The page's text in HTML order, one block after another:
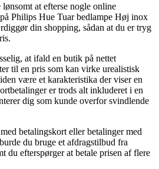
at efterse nogle online
Philips Hue Tuar bedlampe Høj inox
din shopping, sådan at du er tryg
at ifald en butik på nettet
til en pris som kan virke urealistisk
være et karakteristika der viser en
er trods alt inkluderet i en
dig som kunde overfor svindlende
betalingskort eller betalinger med
du bruge et afdragstilbud fra
du efterspørger at betale prisen af flere